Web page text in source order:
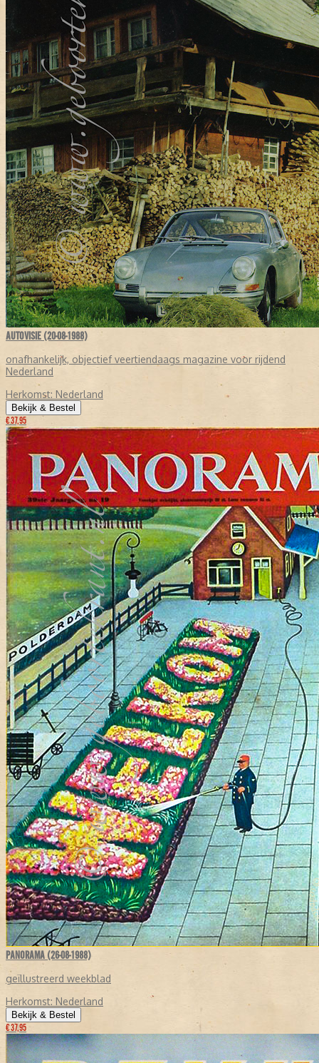
AUTOVISIE (20-08-1988)
onafhankelijk, objectief veertiendaags magazine voor rijdend
Nederland
Herkomst: Nederland
Bekijk & Bestel
€ 37,95
PANORAMA (26-08-1988)
geïllustreerd weekblad
Herkomst: Nederland
Bekijk & Bestel
€ 37,95